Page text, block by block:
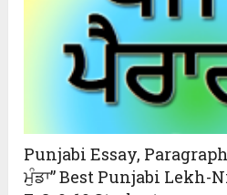
Punjabi Essay,
ਮੁੰਡਾ” Best Punjabi Lekh-